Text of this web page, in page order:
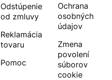
Odstúpenie
od zmluvy
Reklamácia
tovaru
Pomoc
Ochrana
osobných
údajov
Zmena
povolení
súborov
cookie